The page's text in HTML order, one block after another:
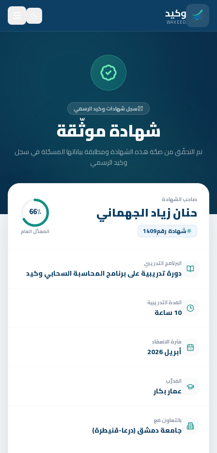
انتقل للمحتوى الرئيسي
وكيد
WAKEED
المتدربون
الأمان
تواصل
الوظائف
سجل شهادات وكيد الرسمي
شهادة موثّقة
تم التحقّق من صحّة هذه الشهادة ومطابقة بياناتها المسجّلة في سجل
وكيد الرسمي
صاحب الشهادة
حنان زياد الجهماني
شهادة رقم1409
66٪
المعدّل العام
البرنامج التدريبي
دورة تدريبية على برنامج المحاسبة السحابي وكيد
المدة التدريبية
10 ساعة
فترة الانعقاد
أبريل 2026
المدرّب
عمار بكار
بالتعاون مع
جامعة دمشق (درعا-قنيطرة)